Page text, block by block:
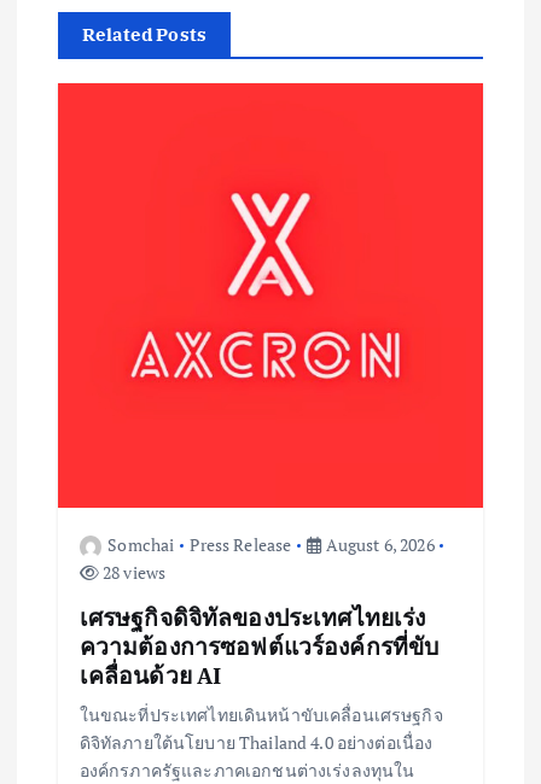
t
Related Posts
Somchai Press Release
August 6, 2026
28 views
เศรษฐกิจดิจิทัลของประเทศไทยเร่ง
ความต้องการซอฟต์แวร์องค์กรที่ขับ
เคลื่อนด้วย AI
ในขณะที่ประเทศไทยเดินหน้าขับเคลื่อนเศรษฐกิจ
ดิจิทัลภายใต้นโยบาย Thailand 4.0 อย่างต่อเนื่อง
องค์กรภาครัฐและภาคเอกชนต่างเร่งลงทุนใน